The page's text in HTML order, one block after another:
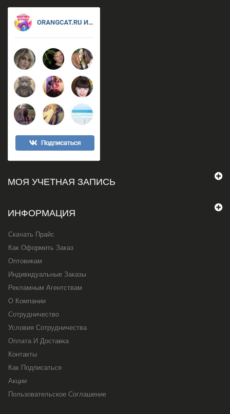
МОЯ УЧЕТНАЯ ЗАПИСЬ
ИНФОРМАЦИЯ
Скачать Прайс
Как Оформить Заказ
Оптовикам
Индивидуальные Заказы
Рекламным Агентствам
О Компании
Сотрудничество
Условия Сотрудничества
Оплата И Доставка
Контакты
Как Подписаться
Акции
Пользовательское Соглашение